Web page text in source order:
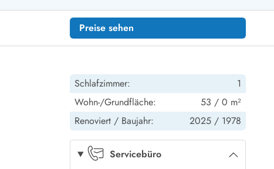
Preise sehen
Schlafzimmer:
1
Wohn-/Grundfläche:
53 / 0 m²
Renoviert / Baujahr: 2025 / 1978
Servicebüro